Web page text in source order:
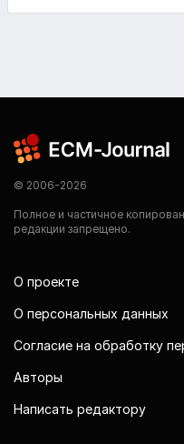
© 2006-2026
Полное и частичное
редакции запрещено.
О проекте
О персональных данных
Согласие на обработку
Авторы
Написать редактору